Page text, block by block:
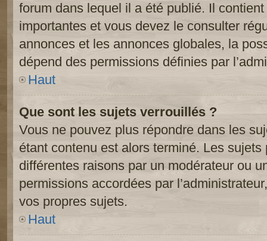
forum dans lequel il a été publié. Il
importantes et vous devez le consulter
annonces et les annonces globales, la
dépend des permissions définies par
Haut
Que sont les sujets verrouillés ?
Vous ne pouvez plus répondre dans les
étant contenu est alors terminé. Les
différentes raisons par un modérateur ou
permissions accordées par
vos propres sujets.
Haut